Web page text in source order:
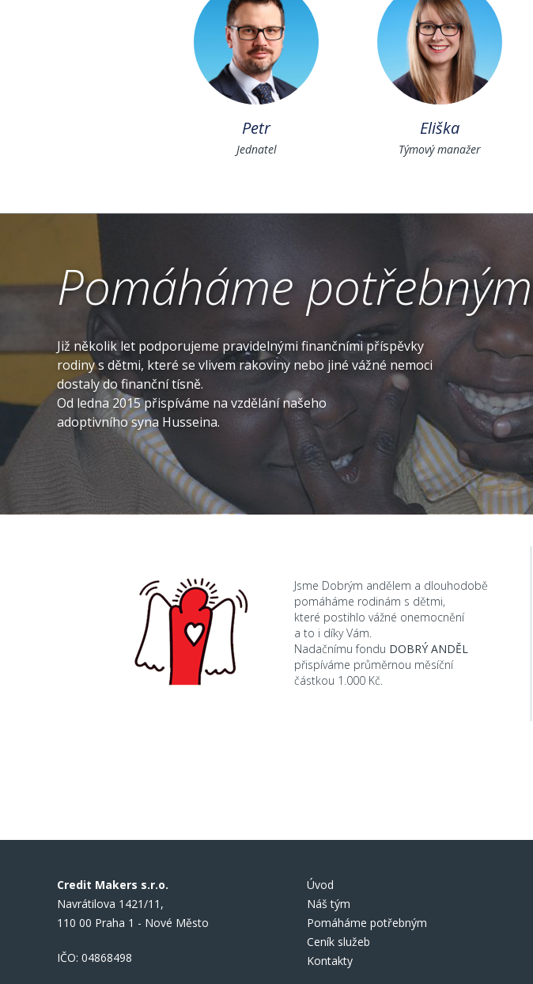
Petr
Jednatel
Eliška
Týmový manažer
Pomáháme potřebným
Již několik let podporujeme pravidelnými finančními příspěvky
rodiny s dětmi, které se vlivem rakoviny nebo jiné vážné nemoci
dostaly do finanční tísně.
Od ledna 2015 přispíváme na vzdělání našeho
adoptivního syna Husseina.
Jsme Dobrým andělem a dlouhodobě
pomáháme rodinám s dětmi,
které postihlo vážné onemocnění
a to i díky Vám.
Nadačnímu fondu DOBRÝ ANDĚL
přispíváme průměrnou měsíční
částkou 1.000 Kč.
Credit Makers s.r.o.
Navrátilova 1421/11,
110 00 Praha 1 - Nové Město
IČO: 04868498
Úvod
Náš tým
Pomáháme potřebným
Ceník služeb
Kontakty